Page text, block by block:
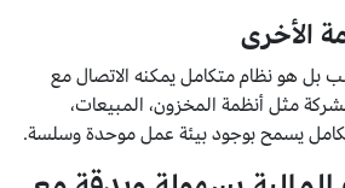
الأخرى
بل هو نظام متكامل يمكنه الاتصال مع
مثل أنظمة المخزون، المبيعات،
يسمح بوجود بيئة عمل موحدة وسلسة.